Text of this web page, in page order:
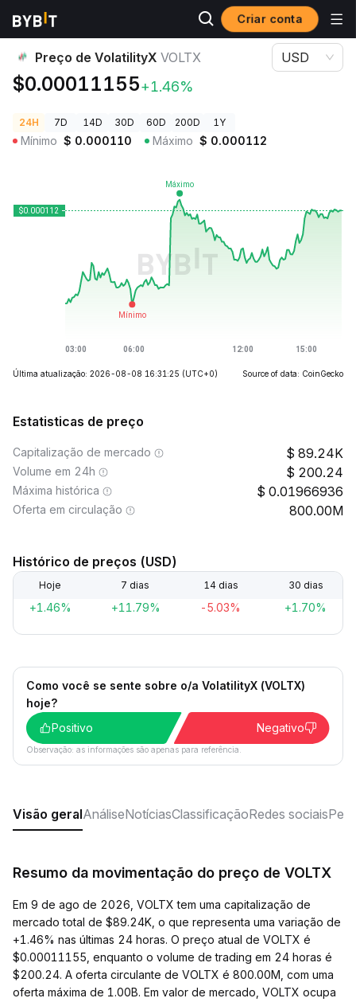
Criar conta
Preços de Criptomoedas Preço de VolatilityX VOLTX
Preço de VolatilityX VOLTX
$0.00011155+1.46%
USD
24H 7D 14D 30D 60D 200D 1Y
Mínimo $ 0.000110 Máximo $ 0.000112
Última atualização: 2026-08-08 16:31:25 (UTC+0) Source of data: CoinGecko
Estatisticas de preço
Capitalização de mercado 89.24K
Volume em 24h 200.24
Máxima histórica 0.01966936
Oferta em circulação 800.00M
Histórico de preços (USD)
Hoje 7 dias 14 dias 30 dias
+1.46% +11.79% -5.03% +1.70%
Como você se sente sobre o/a VolatilityX (VOLTX)
hoje?
Positivo
Negativo
Observação: as informações são apenas para referência.
Visão geralAnáliseNotíciasClassificaçãoRedes sociais
Resumo da movimentação do preço de VOLTX
Em 9 de ago de 2026, VOLTX tem uma capitalização de
mercado total de $89.24K, o que representa uma variação de
+1.46% nas últimas 24 horas. O preço atual de VOLTX é
$0.00011155, enquanto o volume de trading em 24 horas é
$200.24. A oferta circulante de VOLTX é 800.00M, com uma
oferta máxima de 1.00B. Em valor de mercado, VOLTX ocupa